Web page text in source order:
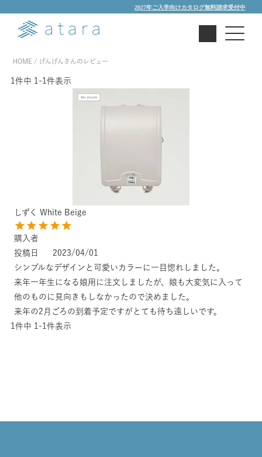
2027年ご入学向けカタログ無料請求受付中
HOME げんげんさんのレビュー
1 件中 1 -1 件表示
しずく White Beige
購入者
投稿日
2023/04/01
シンプルなデザインと可愛いカラーに一目惚れしました。
来年一年生になる娘用に注文しましたが、娘も大変気に入って
他のものに見向きもしなかったので決めました。
来年の2月ごろの到着予定ですがとても待ち遠しいです。
1 件中 1 -1 件表示